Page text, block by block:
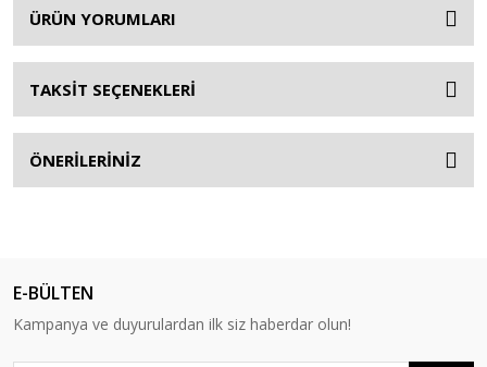
ÜRÜN YORUMLARI
TAKSİT SEÇENEKLERİ
ÖNERİLERİNİZ
E-BÜLTEN
Kampanya ve duyurulardan ilk siz haberdar olun!